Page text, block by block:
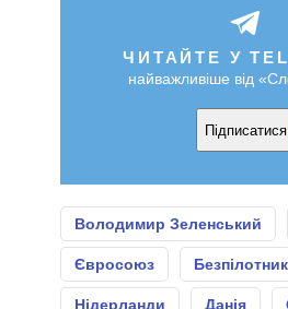
ЧИТАЙТЕ У
найважливіше від
Підписатися
Володимир Зеленський
Євросоюз Безпілотник
Нідерланди Данія